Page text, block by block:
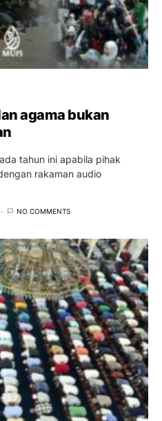
agama bukan
tahun ini apabila pihak
rakaman audio
NO COMMENTS